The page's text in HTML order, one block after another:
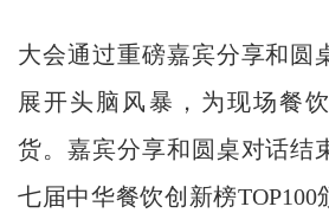
大会通过重磅嘉宾分享和圆
展开头脑风暴，为现场餐
货。嘉宾分享和圆桌对话结
七届中华餐饮创新榜